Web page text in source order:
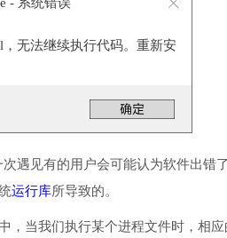
无法继续执行代码。重新安
遇见有的用户会可能认为软件出错
运行库所导致的。
，当我们执行某个进程文件时，相